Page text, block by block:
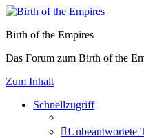
Birth of the Empires
Das Forum zum Birth of the
Zum Inhalt
Schnellzugriff
Unbeantwortete